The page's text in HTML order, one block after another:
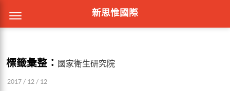
新思惟國際
標籤彙整： 國家衛生研究院
2017 / 12 / 12